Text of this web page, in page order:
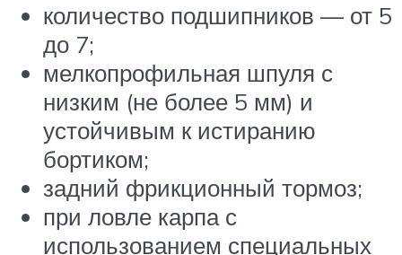
количество подшипников — от 5
до 7;
мелкопрофильная шпуля с
низким (не более 5 мм) и
устойчивым к истиранию
бортиком;
задний фрикционный тормоз;
при ловле карпа с
использованием специальных